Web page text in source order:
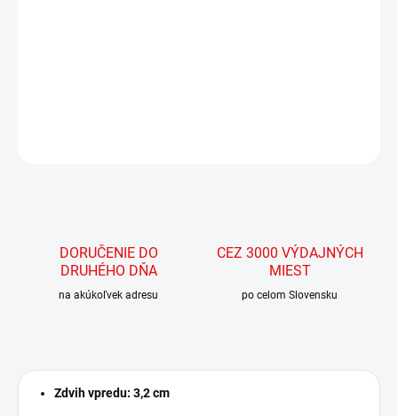
DORUČENIE DO
DRUHÉHO DŇA
na akúkoľvek adresu
CEZ 3000 VÝDAJNÝCH
MIEST
po celom Slovensku
Zdvih vpredu: 3,2 cm